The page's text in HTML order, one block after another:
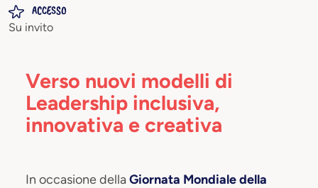
ACCESSO
Su invito
Verso nuovi modelli di
Leadership inclusiva,
innovativa e creativa
In occasione dellaGiornata Mondiale della